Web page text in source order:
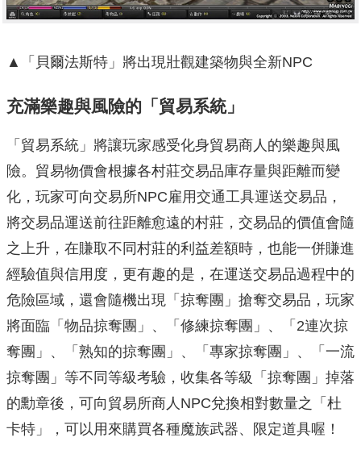
▲「貝爾法斯特」將出現壯觀建築物與全新NPC
充滿樂趣與風險的「貿易系統」
「貿易系統」將讓玩家感受化身貿易商人的樂趣與風
險。貿易物價會根據各村莊交易品庫存量與距離而變
化，玩家可向交易所NPC雇用交通工具運送交易品，
將交易品運送前往距離愈遠的村莊，交易品的價值會隨
之上升，在賺取不同村莊的利益差額時，也能一併賺進
經驗值與信用度，更有趣的是，在運送交易品過程中的
危險區域，還會隨機出現「掠奪團」搶奪交易品，玩家
將面臨「物品掠奪團」、「修練掠奪團」、「2連次掠
奪團」、「熟知的掠奪團」、「專家掠奪團」、「一流
掠奪團」等不同等級考驗，收集各等級「掠奪團」掉落
的勳章後，可向貿易所商人NPC兌換相對數量之「杜
卡特」，可以用來購買各種魔族武器、限定道具喔！